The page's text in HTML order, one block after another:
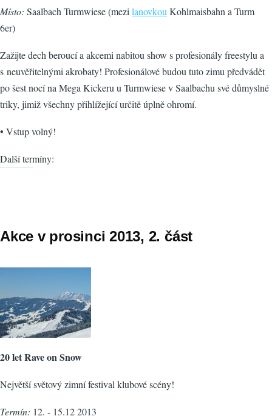
Místo: Saalbach Turmwiese (mezilanovkouKohlmaisbahn a Turm
6er)
Zažijte dech beroucí a akcemi nabitou show s profesionály freestylu a
s neuvěřitelnými akrobaty! Profesionálové budou tuto zimu předvádět
po šest nocí na Mega Kickeru u Turmwiese v Saalbachu své důmyslné
triky, jimiž všechny přihlížející určitě úplně ohromí.
• Vstup volný!
Další termíny:
Akce v prosinci 2013, 2. část
20 let Rave on Snow
Největší světový zimní festival klubové scény!
Termín: 12. - 15.12 2013